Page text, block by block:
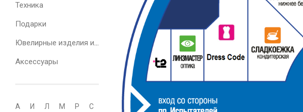
Техника
Подарки
Аксессуары
А И Л М Р
С